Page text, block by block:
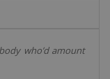
who’d amount